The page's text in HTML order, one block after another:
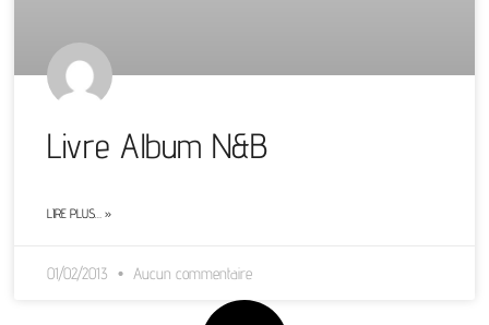
Livre Album N&B
LIRE PLUS… »
01/02/2013 Aucun commentaire